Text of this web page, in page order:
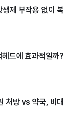
제 부작용 없이 복
드에 효과적일까?
처방 vs 약국, 비대